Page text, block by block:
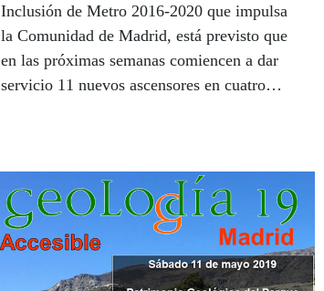
Inclusión de Metro 2016-2020 que impulsa
la Comunidad de Madrid, está previsto que
en las próximas semanas comiencen a dar
servicio 11 nuevos ascensores en cuatro